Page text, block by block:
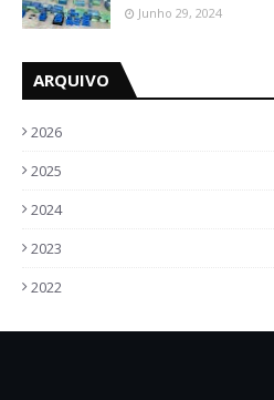
Junho 29, 2024
ARQUIVO
2026
2025
2024
2023
2022